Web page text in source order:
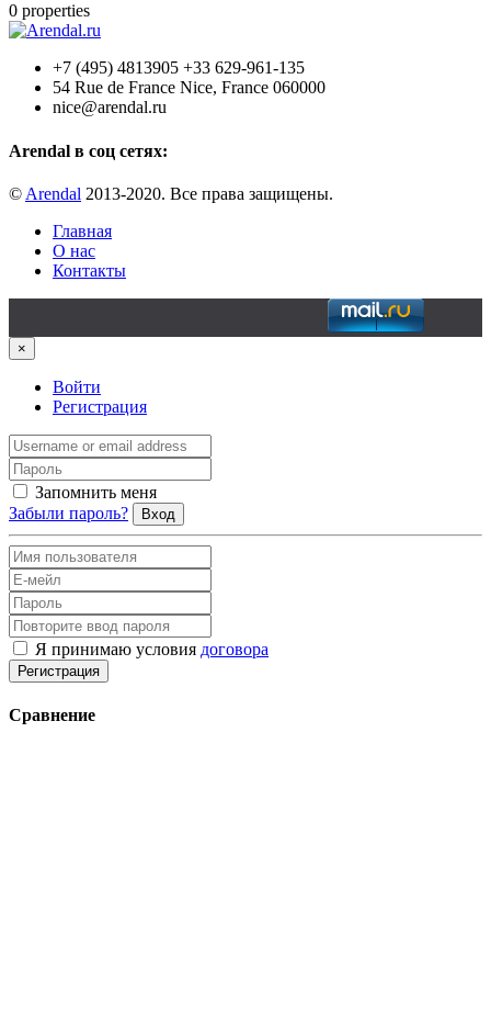
0 properties
+7 (495) 4813905 +33 629-961-135
54 Rue de France Nice, France 060000
nice@arendal.ru
Arendal в соц сетях:
© Arendal 2013-2020. Все права защищены.
Главная
О нас
Контакты
×
Войти
Регистрация
Запомнить меня
Забыли пароль?
Вход
Я принимаю условия договора
Регистрация
Сравнение